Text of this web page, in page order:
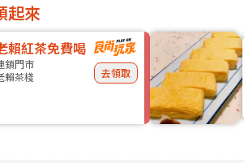
起來
賴紅茶免費喝
鎖門市
賴茶棧
去領取